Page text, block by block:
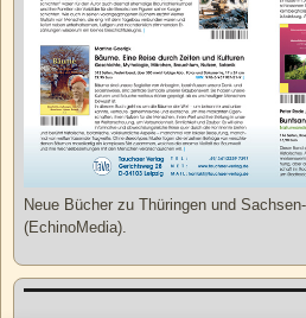
Neue Bücher zu Thüringen und
(EchinoMedia).